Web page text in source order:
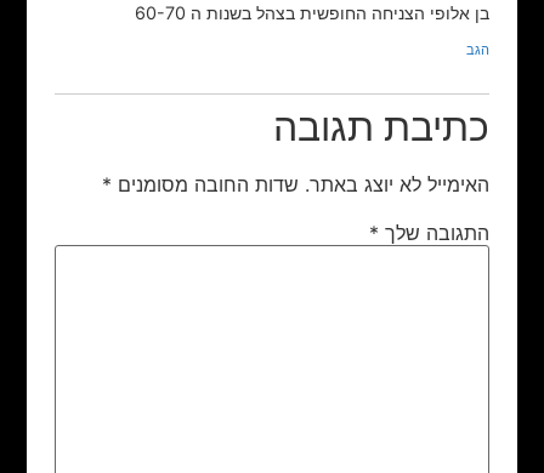
בן אלופי הצניחה החופשית בצהל בשנות ה 60-70
הגב
כתיבת תגובה
האימייל לא יוצג באתר. שדות החובה מסומנים *
התגובה שלך *